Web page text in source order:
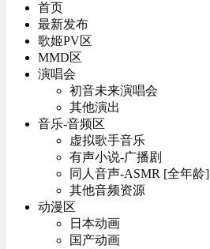
首页
最新发布
歌姬PV区
MMD区
演唱会
初音未来演唱会
其他演出
音乐-音频区
虚拟歌手音乐
有声小说-广播剧
同人音声-ASMR [全年龄]
其他音频资源
动漫区
日本动画
国产动画